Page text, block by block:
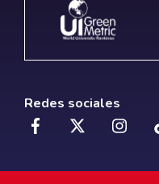
Redes sociales